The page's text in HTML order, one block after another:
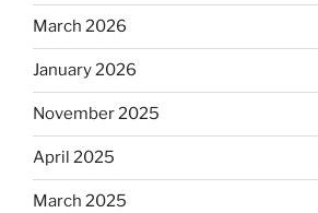
March 2026
January 2026
November 2025
April 2025
March 2025